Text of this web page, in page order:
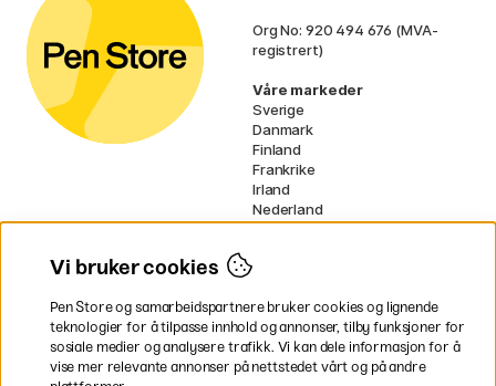
Org No: 920 494 676 (MVA-
registrert)
Våre markeder
Sverige
Danmark
Finland
Frankrike
Irland
Nederland
Tyskland
* Spesifikkefraktvilkårgjelder for
voluminøse varer.
Vi bruker cookies
Pen Store og samarbeidspartnere bruker cookies og lignende
teknologier for å tilpasse innhold og annonser, tilby funksjoner for
sosiale medier og analysere trafikk. Vi kan dele informasjon for å
vise mer relevante annonser på nettstedet vårt og på andre